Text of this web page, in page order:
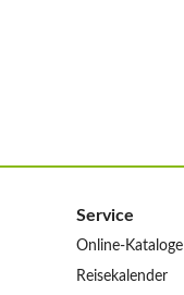
Service
Online-Kataloge
Reisekalender